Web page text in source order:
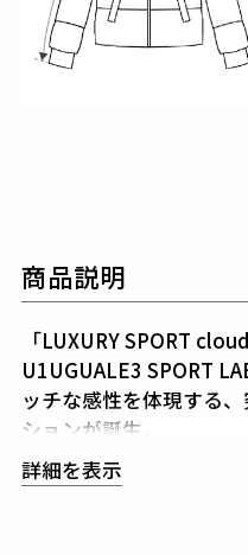
商品説明
「LUXURY SPORT
U1UGUALE3 SPORT
ッチな感性を体現する
ションが誕生。
世界的に注目を集めるイ
め、トップメゾンのみ
詳細を表示